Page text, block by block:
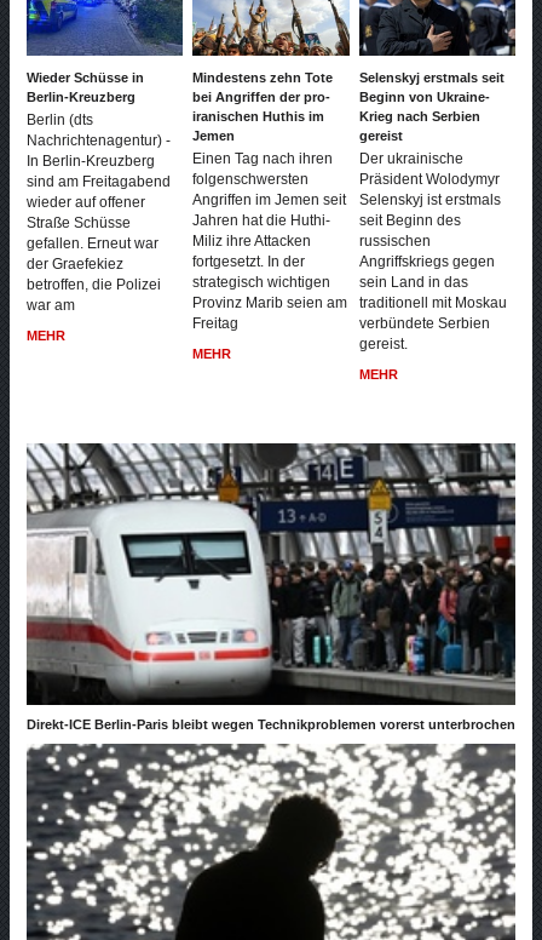
Wieder Schüsse in
Berlin-Kreuzberg
Berlin (dts
Nachrichtenagentur) -
In Berlin-Kreuzberg
sind am Freitagabend
wieder auf offener
Straße Schüsse
gefallen. Erneut war
der Graefekiez
betroffen, die Polizei
war am
MEHR
Mindestens zehn Tote
bei Angriffen der pro-
iranischen Huthis im
Jemen
Einen Tag nach ihren
folgenschwersten
Angriffen im Jemen seit
Jahren hat die Huthi-
Miliz ihre Attacken
fortgesetzt. In der
strategisch wichtigen
Provinz Marib seien am
Freitag
MEHR
Selenskyj erstmals seit
Beginn von Ukraine-
Krieg nach Serbien
gereist
Der ukrainische
Präsident Wolodymyr
Selenskyj ist erstmals
seit Beginn des
russischen
Angriffskriegs gegen
sein Land in das
traditionell mit Moskau
verbündete Serbien
gereist.
MEHR
Direkt-ICE Berlin-Paris bleibt wegen Technikproblemen vorerst unterbrochen